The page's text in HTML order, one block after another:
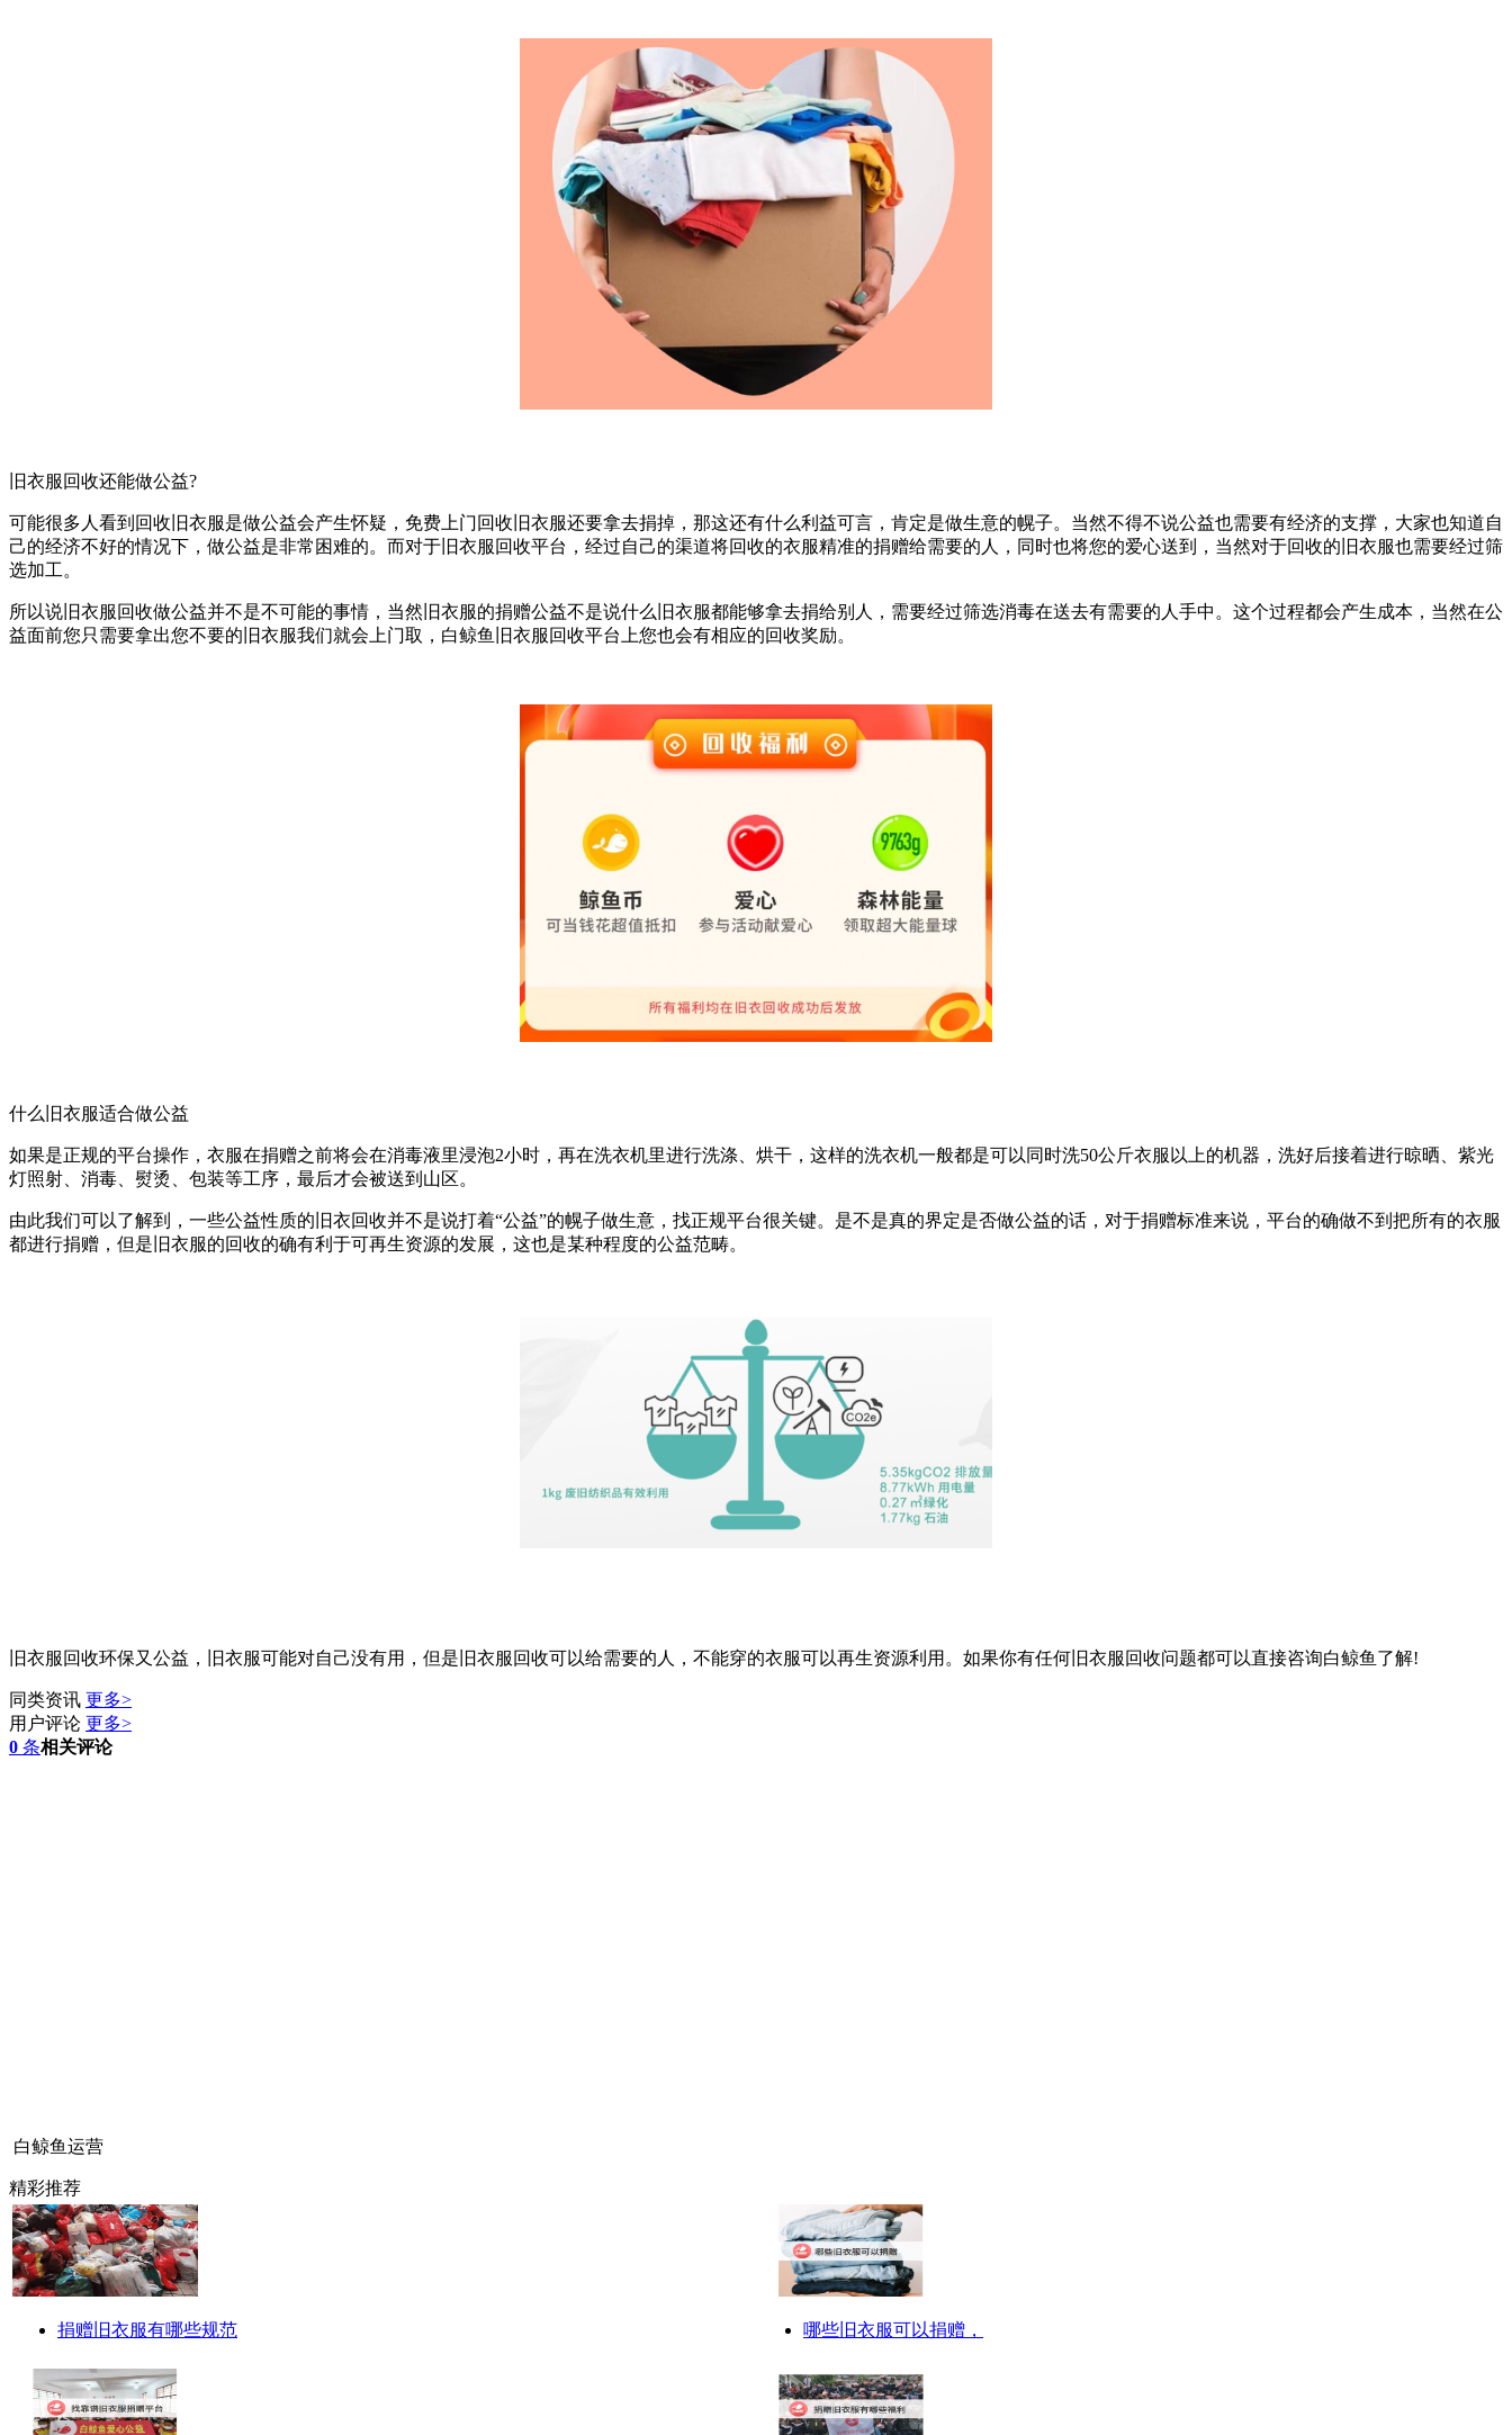
旧衣服回收还能做公益?
可能很多人看到回收旧衣服是做公益会产生怀疑，免费上门回收旧衣服还要拿去捐掉，那这还有什么利益可言，肯定是做生意的幌子。当然不得不说公益也需要有经济的支撑，大家也知道自
己的经济不好的情况下，做公益是非常困难的。而对于旧衣服回收平台，经过自己的渠道将回收的衣服精准的捐赠给需要的人，同时也将您的爱心送到，当然对于回收的旧衣服也需要经过筛
选加工。
所以说旧衣服回收做公益并不是不可能的事情，当然旧衣服的捐赠公益不是说什么旧衣服都能够拿去捐给别人，需要经过筛选消毒在送去有需要的人手中。这个过程都会产生成本，当然在公
益面前您只需要拿出您不要的旧衣服我们就会上门取，白鲸鱼旧衣服回收平台上您也会有相应的回收奖励。
什么旧衣服适合做公益
如果是正规的平台操作，衣服在捐赠之前将会在消毒液里浸泡2小时，再在洗衣机里进行洗涤、烘干，这样的洗衣机一般都是可以同时洗50公斤衣服以上的机器，洗好后接着进行晾晒、紫光
灯照射、消毒、熨烫、包装等工序，最后才会被送到山区。
由此我们可以了解到，一些公益性质的旧衣回收并不是说打着“公益”的幌子做生意，找正规平台很关键。是不是真的界定是否做公益的话，对于捐赠标准来说，平台的确做不到把所有的衣服
都进行捐赠，但是旧衣服的回收的确有利于可再生资源的发展，这也是某种程度的公益范畴。
旧衣服回收环保又公益，旧衣服可能对自己没有用，但是旧衣服回收可以给需要的人，不能穿的衣服可以再生资源利用。如果你有任何旧衣服回收问题都可以直接咨询白鲸鱼了解!
同类资讯 更多>
用户评论 更多>
0 条相关评论
白鲸鱼运营
精彩推荐
捐赠旧衣服有哪些规范 哪些旧衣服可以捐赠，